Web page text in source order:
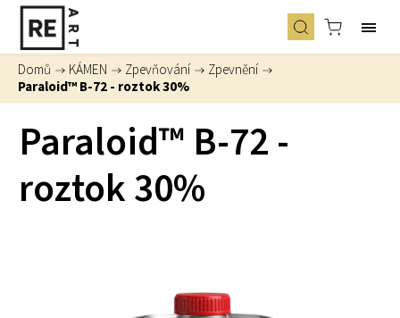
Domů / KÁMEN / Zpevňování / Zpevnění /
Paraloid™ B-72 - roztok 30%
Paraloid™ B-72 -
roztok 30%